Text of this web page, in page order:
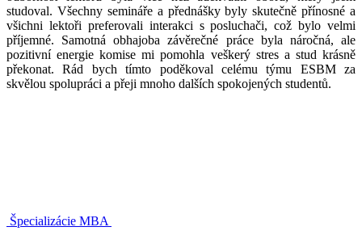
studoval. Všechny semináře a přednášky byly skutečně přínosné a
všichni lektoři preferovali interakci s posluchači, což bylo velmi
příjemné. Samotná obhajoba závěrečné práce byla náročná, ale
pozitivní energie komise mi pomohla veškerý stres a stud krásně
překonat. Rád bych tímto poděkoval celému týmu ESBM za
skvělou spolupráci a přeji mnoho dalších spokojených studentů.
Špecializácie MBA